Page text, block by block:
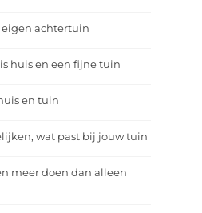
eigen achtertuin
huis en een fijne tuin
en tuin
wat past bij jouw tuin
meer doen dan alleen